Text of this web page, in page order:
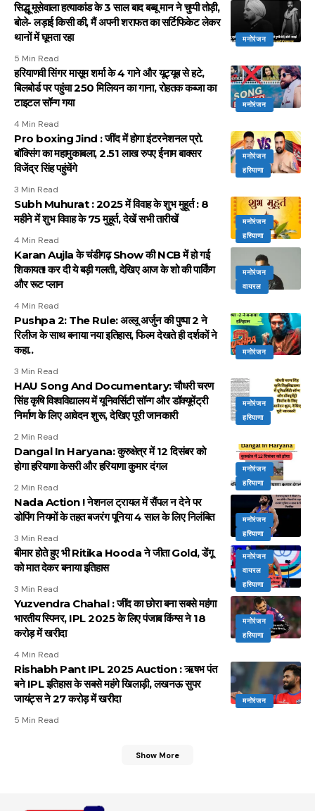
मनोरंजन
सिद्धू मूसेवाला हत्याकांड के 3 साल बाद बब्बू मान ने चुप्पी तोड़ी,
बोले- लड़ाई किसी की, मैं अपनी शराफत का सर्टिफिकेट लेकर
थानों में घूमता रहा
5 Min Read
मनोरंजन
हरियाणवी सिंगर मासूम शर्मा के 4 गाने और यूट्यूब से हटे,
बिलबोर्ड पर पहुंचा 250 मिलियन का गाना, रोहतक कब्जा का
टाइटल सॉन्ग गया
4 Min Read
मनोरंजन
हरियाणा
Pro boxing Jind : जींद में होगा इंटरनेशनल प्रो.
बॉक्सिंग का महामुकाबला, 2.51 लाख रुपए ईनाम बाक्सर
विजेंद्र सिंह पहुंचेंगे
3 Min Read
मनोरंजन
हरियाणा
Subh Muhurat : 2025 में विवाह के शुभ मुहूर्त : 8
महीने में शुभ विवाह के 75 मुहूर्त, देखें सभी तारीखें
4 Min Read
मनोरंजन
वायरल
Karan Aujla के चंडीगढ़ Show की NCB में हो गई
शिकायत! कर दी ये बड़ी गलती, देखिए आज के शो की पार्किंग
और रूट प्लान
4 Min Read
मनोरंजन
Pushpa 2: The Rule: अल्लू अर्जुन की पुष्पा 2 ने
रिलीज के साथ बनाया नया इतिहास, फिल्म देखते ही दर्शकों ने
कहा..
3 Min Read
मनोरंजन
हरियाणा
HAU Song And Documentary: चौधरी चरण
सिंह कृषि विश्वविद्यालय में यूनिवर्सिटी सॉन्ग और डॉक्यूमेंट्री
निर्माण के लिए आवेदन शुरू, देखिए पूरी जानकारी
2 Min Read
मनोरंजन
हरियाणा
Dangal In Haryana: कुरुक्षेत्र में 12 दिसंबर को
होगा हरियाणा केसरी और हरियाणा कुमार दंगल
2 Min Read
मनोरंजन
हरियाणा
Nada Action ! नेशनल ट्रायल में सैंपल न देने पर
डोपिंग नियमों के तहत बजरंग पूनिया 4 साल के लिए निलंबित
3 Min Read
मनोरंजन
वायरल
हरियाणा
बीमार होते हुए भी Ritika Hooda ने जीता Gold, डेंगू
को मात देकर बनाया इतिहास
3 Min Read
मनोरंजन
हरियाणा
Yuzvendra Chahal : जींद का छोरा बना सबसे महंगा
भारतीय स्पिनर, IPL 2025 के लिए पंजाब किंग्स ने 18
करोड़ में खरीदा
4 Min Read
मनोरंजन
Rishabh Pant IPL 2025 Auction : ऋषभ पंत
बने IPL इतिहास के सबसे महंगे खिलाड़ी, लखनऊ सुपर
जायंट्स ने 27 करोड़ में खरीदा
5 Min Read
Show More